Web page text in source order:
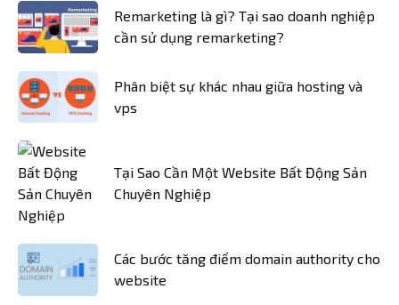
Remarketing là gì? Tại sao doanh nghiệp
cần sử dụng remarketing?
Phân biệt sự khác nhau giữa hosting và
vps
Tại Sao Cần Một Website Bất Động Sản
Chuyên Nghiệp
Các bước tăng điểm domain authority cho
website